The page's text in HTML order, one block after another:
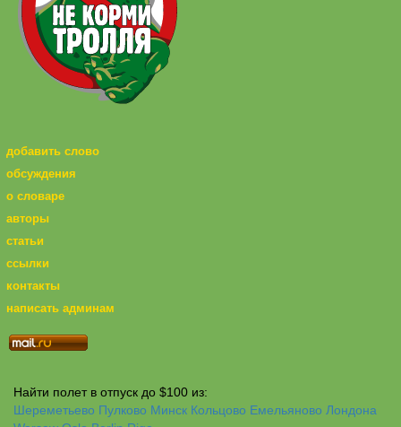
добавить слово
обсуждения
о словаре
авторы
статьи
ссылки
контакты
написать админам
Найти полет в отпуск до $100 из:
Шереметьево Пулково Минск Кольцово Емельяново Лондона